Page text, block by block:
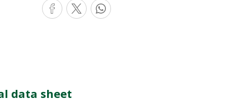
data sheet